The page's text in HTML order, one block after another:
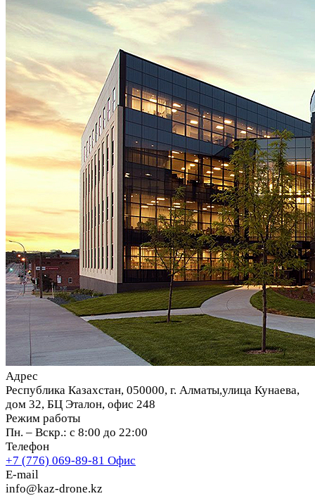
Адрес
Республика Казахстан, 050000, г. Алматы,улица Кунаева,
дом 32, БЦ Эталон, офис 248
Режим работы
Пн. – Вскр.: с 8:00 до 22:00
Телефон
+7 (776) 069-89-81 Офис
E-mail
info@kaz-drone.kz